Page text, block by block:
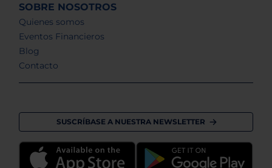
SOBRE NOSOTROS
Quienes somos
Eventos Financieros
Blog
Contacto
SUSCRÍBASE A NUESTRA NEWSLETTER